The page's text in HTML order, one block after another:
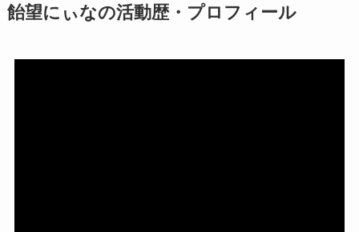
飴望にぃなの活動歴・プロフィール